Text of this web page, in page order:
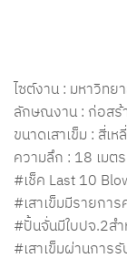
ไซต์งาน : มหาวิทย
ลักษณงาน : ก่อสร้
ขนาดเสาเข็ม : สี่
ความลึก : 18 เมตร
#เช็ค Last 10
#เสาเข็มมีรายกา
#ปั้นจั่นมีใบปจ.2ส
#เสาเข็มผ่านการ